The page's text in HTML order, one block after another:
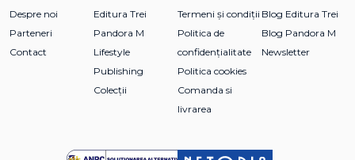
Despre noi
Parteneri
Contact
Editura Trei
Pandora M
Lifestyle
Publishing
Colecții
Termeni și condiții
Politica de
confidențialitate
Politica cookies
Comanda si
livrarea
Blog Editura Trei
Blog Pandora M
Newsletter